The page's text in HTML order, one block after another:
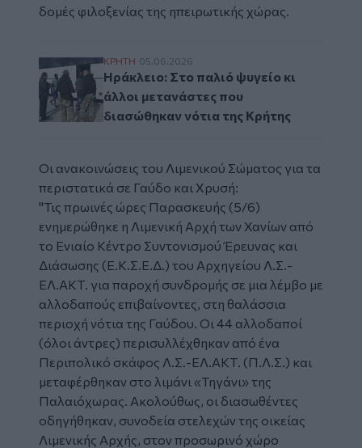
δομές φιλοξενίας της ηπειρωτικής χώρας.
Ηράκλειο: Στο παλιό ψυγείο κι άλλοι
ΚΡΗΤΗ 05.06.2026
Ηράκλειο: Στο παλιό ψυγείο κι
άλλοι μετανάστες που
διασώθηκαν νότια της Κρήτης
Οι ανακοινώσεις του Λιμενικού Σώματος για τα
περιστατικά σε Γαύδο και Χρυσή:
"Τις πρωινές ώρες Παρασκευής (5/6)
ενημερώθηκε η Λιμενική Αρχή των Χανίων από
το Ενιαίο Κέντρο Συντονισμού Έρευνας και
Διάσωσης (Ε.Κ.Σ.Ε.Δ.) του Αρχηγείου Λ.Σ.-
ΕΛ.ΑΚΤ. για παροχή συνδρομής σε μια λέμβο με
αλλοδαπούς επιβαίνοντες, στη θαλάσσια
περιοχή νότια της Γαύδου. Οι 44 αλλοδαποί
(όλοι άντρες) περισυλλέχθηκαν από ένα
Περιπολικό σκάφος Λ.Σ.-ΕΛ.ΑΚΤ. (Π.Λ.Σ.) και
μεταφέρθηκαν στο λιμάνι «Τηγάνι» της
Παλαιόχωρας. Ακολούθως, οι διασωθέντες
οδηγήθηκαν, συνοδεία στελεχών της οικείας
Λιμενικής Αρχής, στον προσωρινό χώρο